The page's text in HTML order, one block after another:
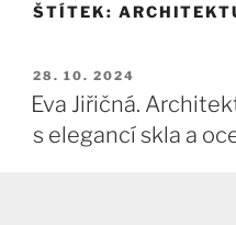
ŠTÍTEK:
PUBLIKOVÁNO
28. 10. 2024
Eva Jiřičná.
s elegancí skla a